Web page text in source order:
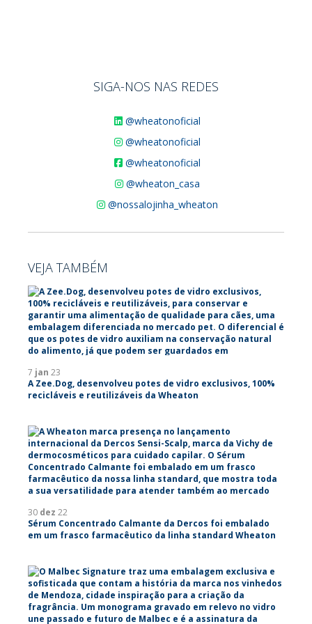
SIGA-NOS NAS REDES
@wheatonoficial
@wheatonoficial
@wheatonoficial
@wheaton_casa
@nossalojinha_wheaton
VEJA TAMBÉM
7 jan 23
A Zee.Dog, desenvolveu potes de vidro exclusivos, 100%
recicláveis e reutilizáveis da Wheaton
30 dez 22
Sérum Concentrado Calmante da Dercos foi embalado
em um frasco farmacêutico da linha standard Wheaton